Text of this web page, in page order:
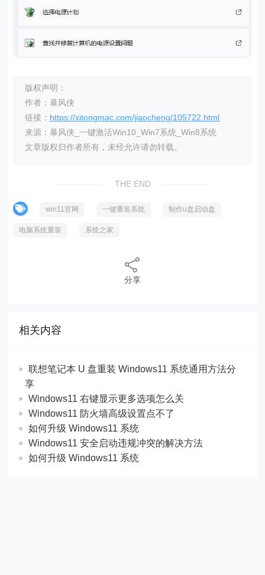
版权声明：
作者：暴风侠
链接： https://xitongmac.com/jiaocheng/105722.html
来源：暴风侠_一键激活Win10_Win7系统_Win8系统
文章版权归作者所有，未经允许请勿转载。
THE END
win11官网 一键重装系统 制作u盘启动盘
电脑系统重装 系统之家
分享
相关内容
联想笔记本 U 盘重装 Windows11 系统通用方法分
享
Windows11 右键显示更多选项怎么关
Windows11 防火墙高级设置点不了
如何升级 Windows11 系统
Windows11 安全启动违规冲突的解决方法
如何升级 Windows11 系统